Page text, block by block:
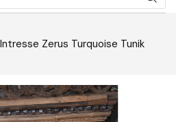
Intresse Zerus Turquoise Tunik